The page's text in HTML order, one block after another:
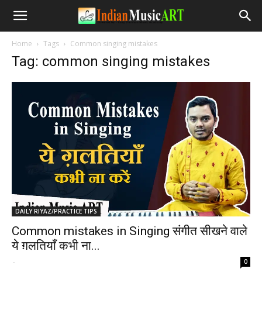
Home Tags Common singing mistakes
Tag: common singing mistakes
DAILY RIYAZ/PRACTICE TIPS
Common mistakes in Singing संगीत सीखने वाले
ये ग़लतियाँ कभी ना...
- 0